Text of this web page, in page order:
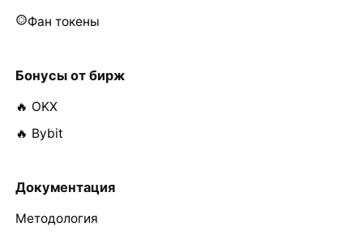
Фан токены
Бонусы от бирж
🔥 OKX
🔥 Bybit
Документация
Методология